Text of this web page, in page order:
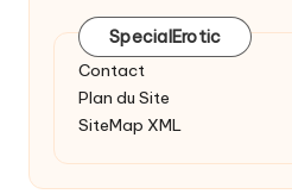
SpecialErotic
Contact
Plan du Site
SiteMap XML